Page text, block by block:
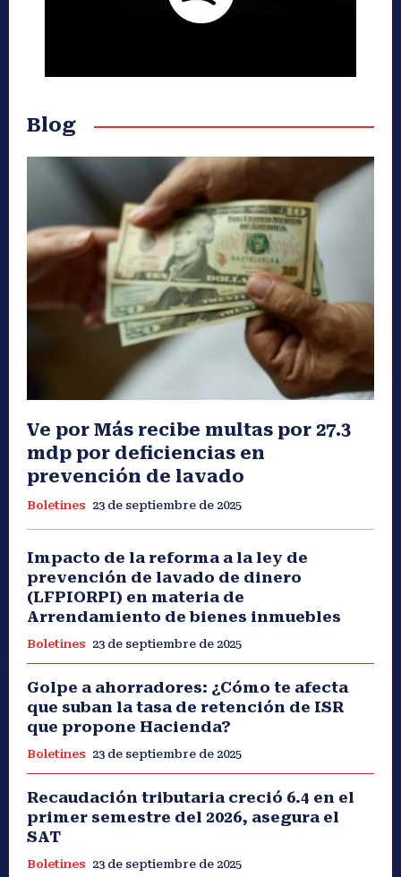
Blog
Ve por Más recibe multas por 27.3
mdp por deficiencias en
prevención de lavado
Boletines 23 de septiembre de 2025
Impacto de la reforma a la ley de
prevención de lavado de dinero
(LFPIORPI) en materia de
Arrendamiento de bienes inmuebles
Boletines 23 de septiembre de 2025
Golpe a ahorradores: ¿Cómo te afecta
que suban la tasa de retención de ISR
que propone Hacienda?
Boletines 23 de septiembre de 2025
Recaudación tributaria creció 6.4 en el
primer semestre del 2026, asegura el
SAT
Boletines 23 de septiembre de 2025